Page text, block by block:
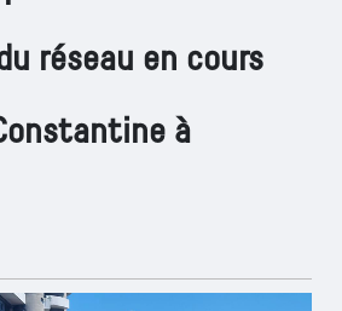
réseau en cours
à